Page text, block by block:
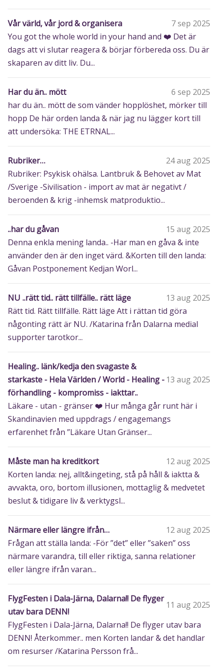
Vår värld, vår jord & organisera
7 sep 2025
You got the whole world in your hand and ❤️ Det är
dags att vi slutar reagera & börjar förbereda oss. Du är
skaparen av ditt liv. Du...
Har du än.. mött
6 sep 2025
har du än.. mött de som vänder hopplöshet, mörker till
hopp De här orden landa & när jag nu lägger kort till
att undersöka: THE ETRNAL...
Rubriker…
24 aug 2025
Rubriker: Psykisk ohälsa. Lantbruk & Behovet av Mat
/Sverige -Sivilisation - import av mat är negativt /
beroenden & krig -inhemsk matproduktio...
..har du gåvan
15 aug 2025
Denna enkla mening landa.. -Har man en gåva & inte
använder den är den inget värd. &Korten till den landa:
Gåvan Postponement Kedjan Worl...
NU ..rätt tid.. rätt tillfälle.. rätt läge
13 aug 2025
Rätt tid. Rätt tillfälle. Rätt läge Att i rättan tid göra
någonting rätt är NU. /Katarina från Dalarna medial
supporter tarotkor...
Healing.. länk/kedja den svagaste &
starkaste - Hela Världen / World - Healing -
förhandling - kompromiss - iakttar..
13 aug 2025
Läkare - utan - gränser ❤️‍ Hur många går runt här i
Skandinavien med uppdrags / engagemangs
erfarenhet från ”Läkare Utan Gränser...
Måste man ha kreditkort
12 aug 2025
Korten landa: nej, allt&ingeting, stå på håll & iaktta &
avvakta, oro, bortom illusionen, mottaglig & medvetet
beslut & tidigare liv & verktygsl...
Närmare eller längre ifrån…
12 aug 2025
Frågan att ställa landa: -För ”det” eller ”saken” oss
närmare varandra, till eller riktiga, sanna relationer
eller längre ifrån varan...
FlygFesten i Dala-Järna, Dalarna!! De flyger
utav bara DENN!
11 aug 2025
FlygFesten i Dala-Järna, Dalarna!! De flyger utav bara
DENN! Återkommer.. men Korten landar & det handlar
om resurser /Katarina Persson frå...